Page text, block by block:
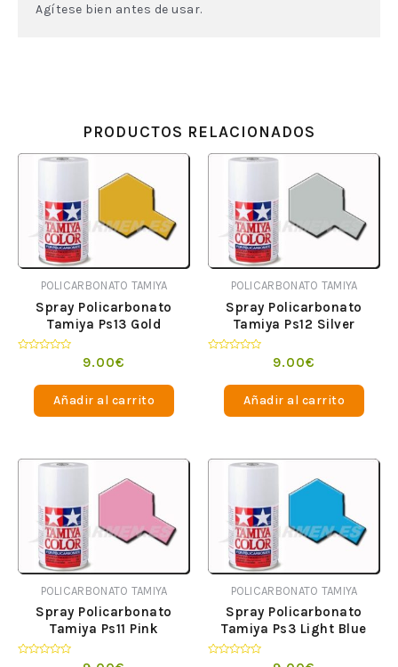
Agítese bien antes de usar.
PRODUCTOS RELACIONADOS
POLICARBONATO TAMIYA
Spray Policarbonato
Tamiya Ps13 Gold
9.00€
Añadir al carrito
POLICARBONATO TAMIYA
Spray Policarbonato
Tamiya Ps12 Silver
9.00€
Añadir al carrito
POLICARBONATO TAMIYA
Spray Policarbonato
Tamiya Ps11 Pink
POLICARBONATO TAMIYA
Spray Policarbonato
Tamiya Ps3 Light Blue